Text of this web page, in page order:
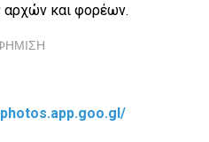
και φορέων.